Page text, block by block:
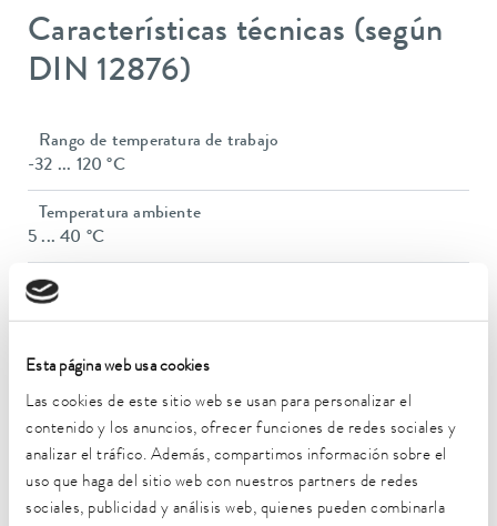
Esta página web usa cookies
Las cookies de este sitio web se usan para personalizar el
contenido y los anuncios, ofrecer funciones de redes sociales y
analizar el tráfico. Además, compartimos información sobre el
uso que haga del sitio web con nuestros partners de redes
sociales, publicidad y análisis web, quienes pueden combinarla
Características técnicas (según
DIN 12876)
Rango de temperatura de trabajo
-32 ... 120 °C
Temperatura ambiente
5 ... 40 °C
Estabilidad de temperatura
Potencia calorífica máx.
Consumo eléctrico máx.
3,7 kW
Consumo de corriente